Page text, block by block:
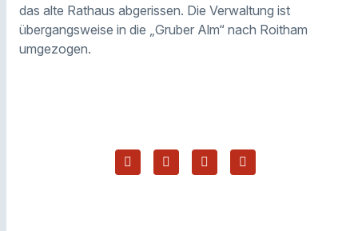
das alte Rathaus abgerissen. Die Verwaltung ist
übergangsweise in die „Gruber Alm“ nach Roitham
umgezogen.